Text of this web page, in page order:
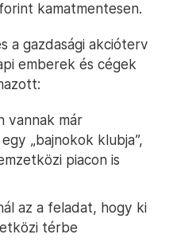
kamatmentesen.
a gazdasági akcióterv
emberek és cégek
vannak már
„bajnokok klubja”,
piacon is
az a feladat, hogy ki
térbe